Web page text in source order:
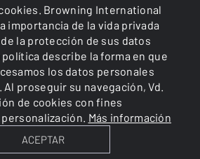
Browning International
importancia de la vida privada
la protección de sus datos
describe la forma en que
los datos personales
proseguir su navegación, Vd.
de cookies con fines
Más información
ACEPTARS.A. © 2025 - Member of FN
Browning Group
Política de privacidad